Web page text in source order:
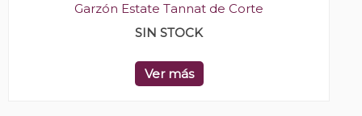
Garzón Estate Tannat de Corte
SIN STOCK
Ver más